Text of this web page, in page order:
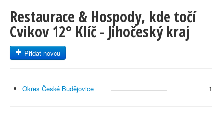
Restaurace & Hospody, kde točí
Cvikov 12° Klíč - Jihočeský kraj
Přidat novou
Okres České Budějovice 1